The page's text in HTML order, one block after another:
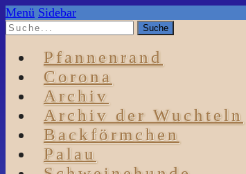
Menü Sidebar
Pfannenrand
Corona
Archiv
Archiv der Wuchteln
Backförmchen
Palau